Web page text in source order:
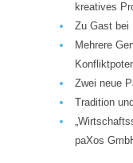
kreatives
Zu Gast bei
Mehrere
Zwei neue
Tradition
paXos